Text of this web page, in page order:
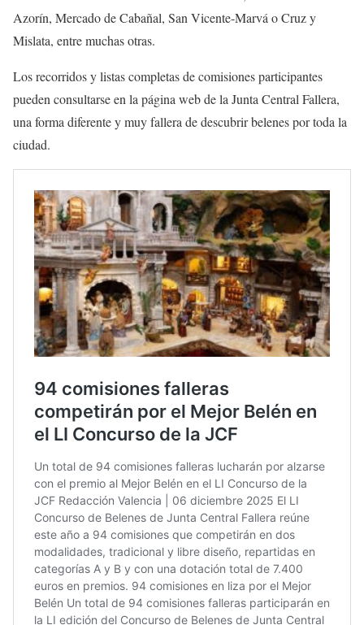
Azorín, Mercado de Cabañal, San Vicente-Marvá o Cruz y
Mislata, entre muchas otras.
Los recorridos y listas completas de comisiones participantes
pueden consultarse en la página web de la Junta Central Fallera,
una forma diferente y muy fallera de descubrir belenes por toda la
ciudad.